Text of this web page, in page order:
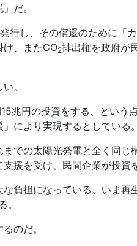
だ。
行し、その償還のために「
け、またCO2排出権を政府が
。
15兆円の投資をする、という
により実現するとしている。
での太陽光発電と全く同じ
援を受け、民間企業が投資
負担になっている。いま再
。
のだ。